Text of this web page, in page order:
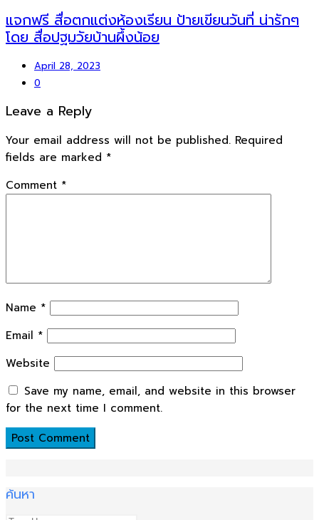
แจกฟรี สื่อตกแต่งห้องเรียน ป้ายเขียนวันที่ น่ารักๆ
โดย สื่อปฐมวัยบ้านผึ้งน้อย
April 28, 2023
0
Leave a Reply
Your email address will not be published. Required
fields are marked *
Comment *
Name *
Email *
Website
Save my name, email, and website in this browser
for the next time I comment.
ค้นหา